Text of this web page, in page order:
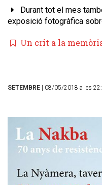
Durant tot el mes
exposició fotogràfica
​Un crit a la
SETEMBRE | 08/05/2018 a les